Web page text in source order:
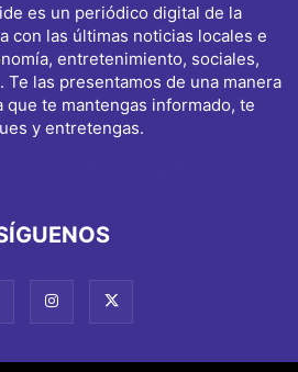
es un periódico digital de la
con las últimas noticias locales e
entretenimiento, sociales,
las presentamos de una manera
que te mantengas informado, te
y entretengas.